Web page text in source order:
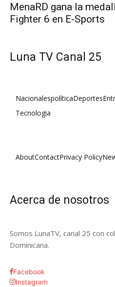
MenaRD gana la
Fighter 6 en E-Sports
Luna TV Canal 25
NacionalespolíticaDeportes
Tecnologia
AboutContactPrivacy Policy
Acerca de nosotros
Somos LunaTV, canal 25 con
Dominicana.
Facebook
Instagram